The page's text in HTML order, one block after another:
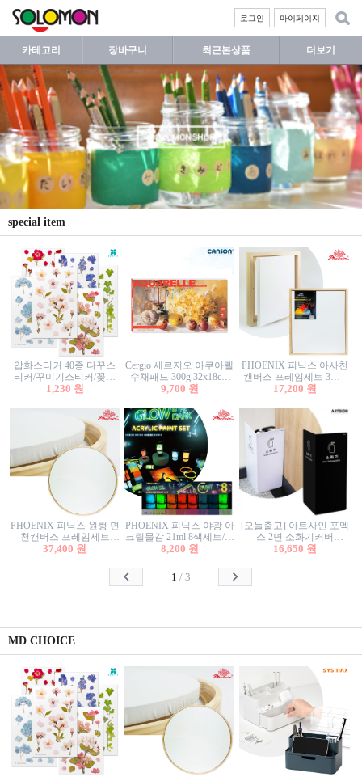
마이페이지
로그인
카테고리 장바구니 최근본상품 더보기
special item
압화스티커 40종 다꾸스
티커/꾸미기스티커/꽃스
티커/압화꽃책갈피/팬시
1,230 원
Cergio 세르지오 아쿠아렐
수채패드 300g 32x18cm
12매 1면제본
9,700 원
PHOENIX 피닉스 아사천
캔버스 프레임세트 3호F
27.3x22cm 캔버스와 올림
17,200 원
PHOENIX 피닉스 원형 면
천캔버스 프레임세트
40cm/원형캔버스/플로팅
37,400 원
PHOENIX 피닉스 야광 아
크릴물감 21ml 8색세트/야
광물감
8,200 원
[오늘출고] 아트사인 포멕
스 2면 소화기커버
1470/1471/소화기커버/소
함/소화기거치대/소화기
16,650 원
1 / 3
MD CHOICE